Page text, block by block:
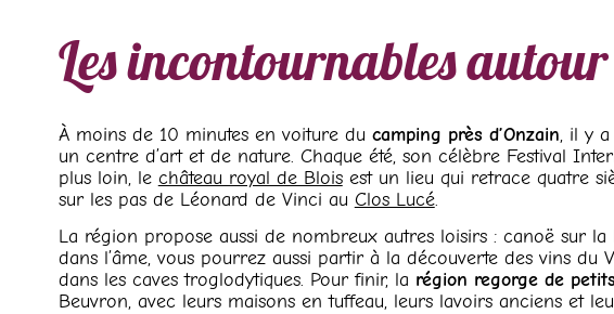
Les incontournables
À moins de 10 minutes en voiture du camping près d’Onzain, il y a
un centre d’art et de nature. Chaque été, son célèbre Festival
plus loin, le château royal de Bloisest un lieu qui retrace quatre
sur les pas de Léonard de Vinci au Clos Lucé.
La région propose aussi de nombreux autres loisirs : canoë sur
dans l’âme, vous pourrez aussi partir à la découverte des vins
dans les caves troglodytiques. Pour finir, la région regorge de
Beuvron, avec leurs maisons en tuffeau, leurs lavoirs anciens et